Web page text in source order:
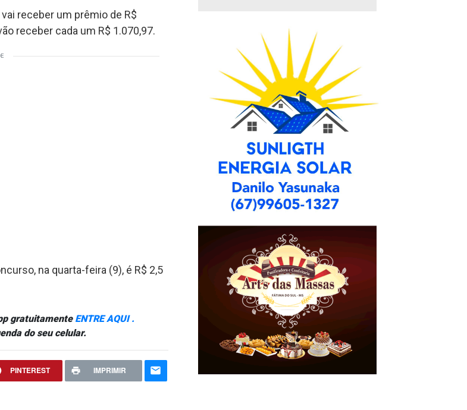
receber um prêmio de R$
receber cada um R$ 1.070,97.
na quarta-feira (9), é R$ 2,5
gratuitamente ENTRE AQUI .
do seu celular.
PINTEREST IMPRIMIR